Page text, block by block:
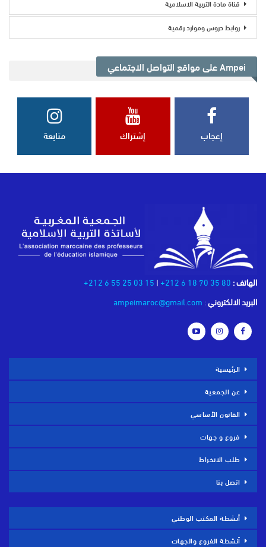
قناة مادة التربية الاسلامية
روابط دروس وموارد رقمية
Ampei على مواقع التواصل الاجتماعي
إعجاب إشتراك متابعة
الهاتف : 80 35 70 18 6 212+
|
15 03 25 55 6 212+
البريد الالكتروني:
ampeimaroc@gmail.com
الرئيسية
عن الجمعية
القانون الأساسي
فروع و جهات
طلب الانخراط
اتصل بنا
أنشطة المكتب الوطني
أنشطة الفروع والجهات